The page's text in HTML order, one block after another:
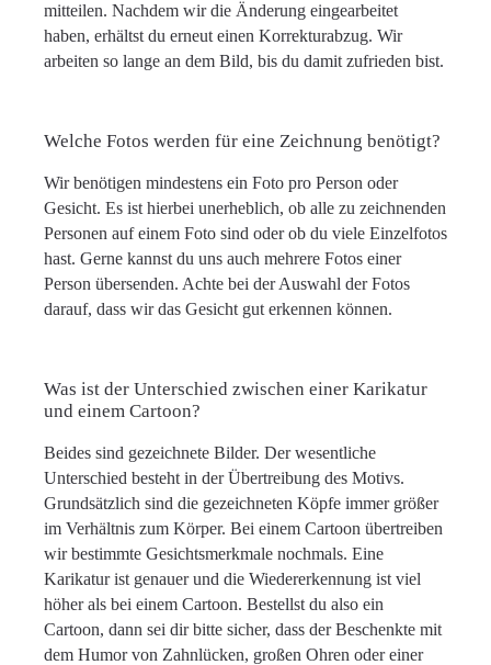
mitteilen. Nachdem wir die Änderung eingearbeitet
haben, erhältst du erneut einen Korrekturabzug. Wir
arbeiten so lange an dem Bild, bis du damit zufrieden bist.
Welche Fotos werden für eine Zeichnung benötigt?
Wir benötigen mindestens ein Foto pro Person oder
Gesicht. Es ist hierbei unerheblich, ob alle zu zeichnenden
Personen auf einem Foto sind oder ob du viele Einzelfotos
hast. Gerne kannst du uns auch mehrere Fotos einer
Person übersenden. Achte bei der Auswahl der Fotos
darauf, dass wir das Gesicht gut erkennen können.
Was ist der Unterschied zwischen einer Karikatur
und einem Cartoon?
Beides sind gezeichnete Bilder. Der wesentliche
Unterschied besteht in der Übertreibung des Motivs.
Grundsätzlich sind die gezeichneten Köpfe immer größer
im Verhältnis zum Körper. Bei einem Cartoon übertreiben
wir bestimmte Gesichtsmerkmale nochmals. Eine
Karikatur ist genauer und die Wiedererkennung ist viel
höher als bei einem Cartoon. Bestellst du also ein
Cartoon, dann sei dir bitte sicher, dass der Beschenkte mit
dem Humor von Zahnlücken, großen Ohren oder einer